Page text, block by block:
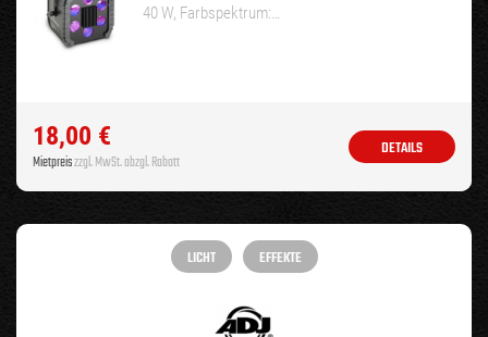
40 W, Farbspektrum:…
18,00 €
Mietpreiszzgl. MwSt. abzgl. Rabatt
DETAILS
LICHT EFFEKTE